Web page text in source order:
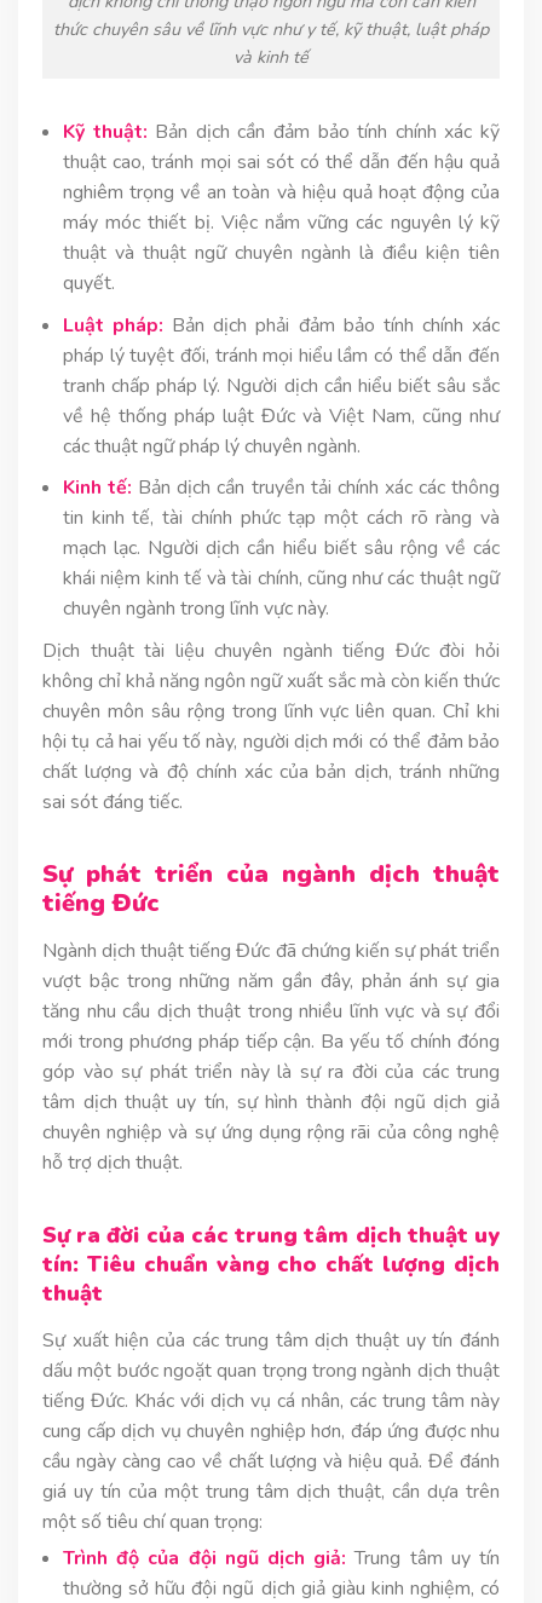
thức chuyên sâu về lĩnh vực như y tế, kỹ thuật, luật pháp
và kinh tế
Kỹ thuật: Bản dịch cần đảm bảo tính chính xác kỹ
thuật cao, tránh mọi sai sót có thể dẫn đến hậu quả
nghiêm trọng về an toàn và hiệu quả hoạt động của
máy móc thiết bị. Việc nắm vững các nguyên lý kỹ
thuật và thuật ngữ chuyên ngành là điều kiện tiên
quyết.
Luật pháp: Bản dịch phải đảm bảo tính chính xác
pháp lý tuyệt đối, tránh mọi hiểu lầm có thể dẫn đến
tranh chấp pháp lý. Người dịch cần hiểu biết sâu sắc
về hệ thống pháp luật Đức và Việt Nam, cũng như
các thuật ngữ pháp lý chuyên ngành.
Kinh tế: Bản dịch cần truyền tải chính xác các thông
tin kinh tế, tài chính phức tạp một cách rõ ràng và
mạch lạc. Người dịch cần hiểu biết sâu rộng về các
khái niệm kinh tế và tài chính, cũng như các thuật ngữ
chuyên ngành trong lĩnh vực này.
Dịch thuật tài liệu chuyên ngành tiếng Đức đòi hỏi
không chỉ khả năng ngôn ngữ xuất sắc mà còn kiến thức
chuyên môn sâu rộng trong lĩnh vực liên quan. Chỉ khi
hội tụ cả hai yếu tố này, người dịch mới có thể đảm bảo
chất lượng và độ chính xác của bản dịch, tránh những
sai sót đáng tiếc.
Sự phát triển của ngành dịch thuật
tiếng Đức
Ngành dịch thuật tiếng Đức đã chứng kiến sự phát triển
vượt bậc trong những năm gần đây, phản ánh sự gia
tăng nhu cầu dịch thuật trong nhiều lĩnh vực và sự đổi
mới trong phương pháp tiếp cận. Ba yếu tố chính đóng
góp vào sự phát triển này là sự ra đời của các trung
tâm dịch thuật uy tín, sự hình thành đội ngũ dịch giả
chuyên nghiệp và sự ứng dụng rộng rãi của công nghệ
hỗ trợ dịch thuật.
Sự ra đời của các trung tâm dịch thuật uy
tín: Tiêu chuẩn vàng cho chất lượng dịch
thuật
Sự xuất hiện của các trung tâm dịch thuật uy tín đánh
dấu một bước ngoặt quan trọng trong ngành dịch thuật
tiếng Đức. Khác với dịch vụ cá nhân, các trung tâm này
cung cấp dịch vụ chuyên nghiệp hơn, đáp ứng được nhu
cầu ngày càng cao về chất lượng và hiệu quả. Để đánh
giá uy tín của một trung tâm dịch thuật, cần dựa trên
một số tiêu chí quan trọng:
Trình độ của đội ngũ dịch giả: Trung tâm uy tín
thường sở hữu đội ngũ dịch giả giàu kinh nghiệm, có